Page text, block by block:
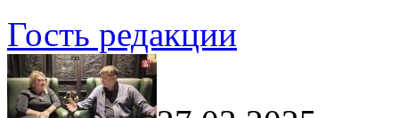
Гость редакции